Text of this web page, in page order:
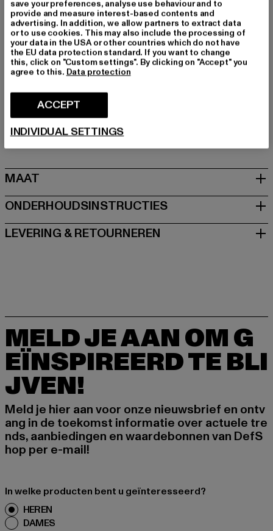
Merk: Fubu
Kategori: Kleding
Kleur: weiß
Kleur fabrikant: white
Materiële samenstelling: 100% Polyester
Art.Nr: 60140007-00220
Fabrikant: Urban Styles Agency GmbH & Co. KG |
agentur@urbanstylesagency.com
Schanzenstraße 41 | 51063 Köln | DE
MAAT
ONDERHOUDSINSTRUCTIES
LEVERING & RETOURNEREN
MELD JE AAN OM G
EÏNSPIREERD TE BLI
JVEN!
Meld je hier aan voor onze nieuwsbrief en ontv
ang in de toekomst informatie over actuele tre
nds, aanbiedingen en waardebonnen van DefS
hop per e-mail!
In welke producten bent u geïnteresseerd?
HEREN
DAMES
save your preferences, analyse use behaviour and to
provide and measure interest-based contents and
advertising. In addition, we allow partners to extract data
or to use cookies. This may also include the processing of
your data in the USA or other countries which do not have
the EU data protection standard. If you want to change
this, click on "Custom settings". By clicking on "Accept" you
agree to this. Data protection
ACCEPT
INDIVIDUAL SETTINGS